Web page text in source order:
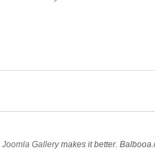
Joomla Gallerymakes it better.